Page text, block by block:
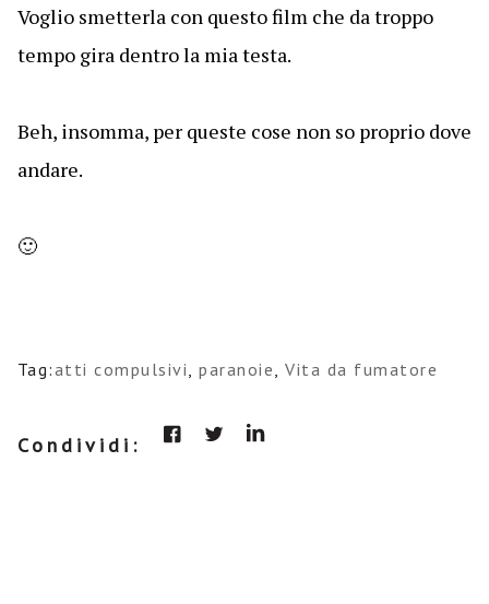
Voglio smetterla con questo film che da troppo
tempo gira dentro la mia testa.
Beh, insomma, per queste cose non so proprio dove
andare.
🙂
Tag:atti compulsivi,paranoie,Vita da fumatore
Condividi: